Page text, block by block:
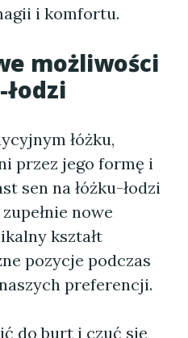
i komfortu.
możliwości
łóżku,
przez jego formę i
sen na łóżku-łodzi
nowe
kształt
pozycje podczas
preferencji.
do burt i czuć się